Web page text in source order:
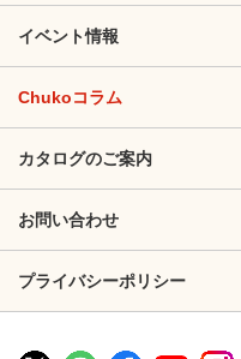
イベント情報
Chukoコラム
カタログのご案内
お問い合わせ
プライバシーポリシー